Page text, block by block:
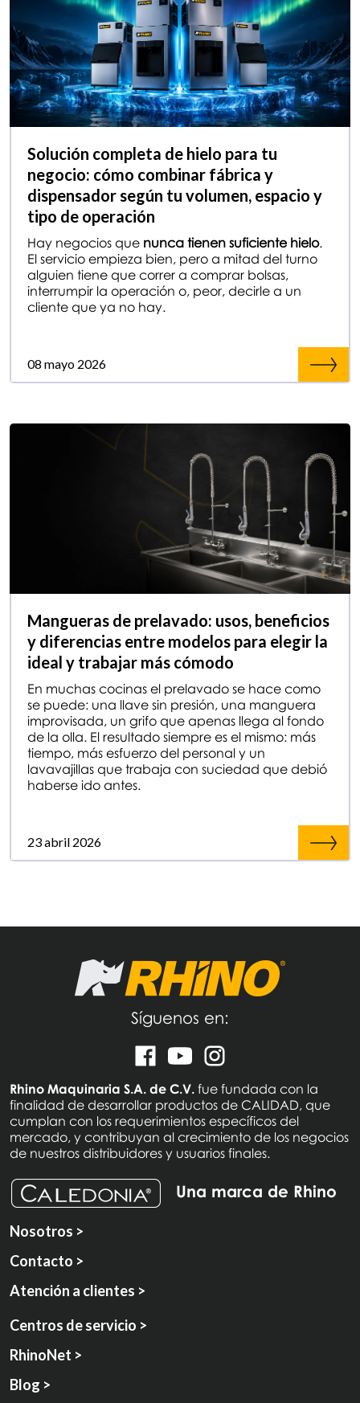
Solución completa de hielo para tu
negocio: cómo combinar fábrica y
dispensador según tu volumen, espacio y
tipo de operación
Hay negocios que nunca tienen suficiente hielo.
El servicio empieza bien, pero a mitad del turno
alguien tiene que correr a comprar bolsas,
interrumpir la operación o, peor, decirle a un
cliente que ya no hay.
08 mayo 2026
Mangueras de prelavado: usos, beneficios
y diferencias entre modelos para elegir la
ideal y trabajar más cómodo
En muchas cocinas el prelavado se hace como
se puede: una llave sin presión, una manguera
improvisada, un grifo que apenas llega al fondo
de la olla. El resultado siempre es el mismo: más
tiempo, más esfuerzo del personal y un
lavavajillas que trabaja con suciedad que debió
haberse ido antes.
23 abril 2026
Síguenos en:
Rhino Maquinaria S.A. de C.V. fue fundada con la
finalidad de desarrollar productos de CALIDAD, que
cumplan con los requerimientos específicos del
mercado, y contribuyan al crecimiento de los negocios
de nuestros distribuidores y usuarios finales.
Una marca de Rhino
Nosotros >
Contacto >
Atención a clientes >
Centros de servicio >
RhinoNet >
Blog >